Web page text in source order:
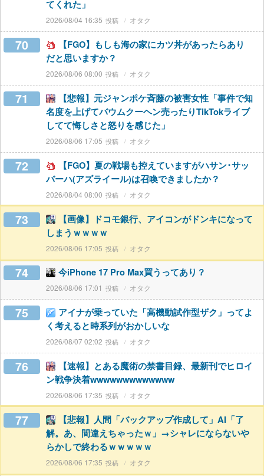
てくれた」
2026/08/04 16:35 オタク
70
【FGO】もしも海の家にカツ丼があったらあり
だと思いますか？
2026/08/06 08:00 オタク
71
【悲報】元ジャンポケ斉藤の被害女性「事件で知
名度を上げてバウムクーヘン売ったりTikTokライブ
してて悔しさと怒りを感じた」
2026/08/06 17:05 オタク
72
【FGO】夏の戦場も控えていますがハサン･サッ
バーハ(アズライール)は召喚できましたか？
2026/08/04 08:00 オタク
73
【画像】ドコモ銀行、アイコンがドンキになって
しまうｗｗｗｗ
2026/08/06 17:05 オタク
74 今iPhone 17 Pro Max買うってあり？
2026/08/06 17:01 オタク
75
アイナが乗っていた「高機動試作型ザク」ってよ
く考えると時系列がおかしいな
2026/08/07 02:02 オタク
76
【速報】とある魔術の禁書目録、最新刊でヒロイ
ン戦争決着wwwwwwwwwwwww
2026/08/06 17:35 オタク
77
【悲報】人間「バックアップ作成して」AI「了
解。あ、間違えちゃったｗ」→シャレにならないや
らかしで終わるｗｗｗｗｗ
2026/08/06 17:35 オタク